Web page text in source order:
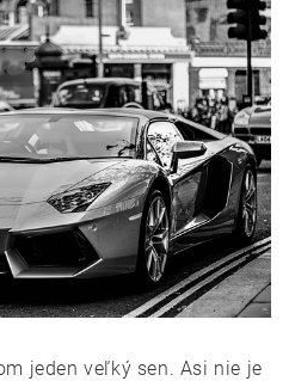
jeden veľký sen. Asi nie je